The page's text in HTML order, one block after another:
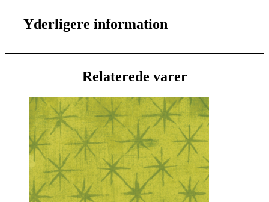
Yderligere information
Relaterede varer